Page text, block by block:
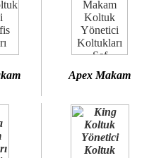
ve kaliteye önem
goldsit ve modern
gelin birlikte karar verelim.
Büro Mobilya
Apex Makam